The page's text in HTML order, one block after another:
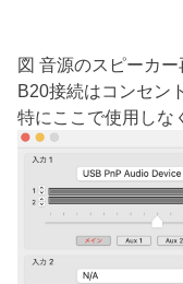
図 音源のスピーカ
B20接続はコンセン
特にここで使用しな